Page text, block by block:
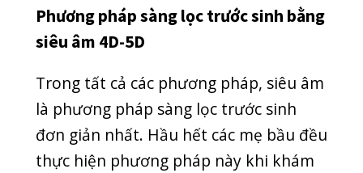
tuần tuổi.
Siêu âm 4D là siêu âm 4 chiều được
phát triển dựa trên cơ sở công nghệ
quét 3D. Thực chất, phương pháp này
là tái tạo hình ảnh chuyển động của
thai nhi trong thời gian thực. Mẹ bầu
có thể quan sát được khi bé nhúc